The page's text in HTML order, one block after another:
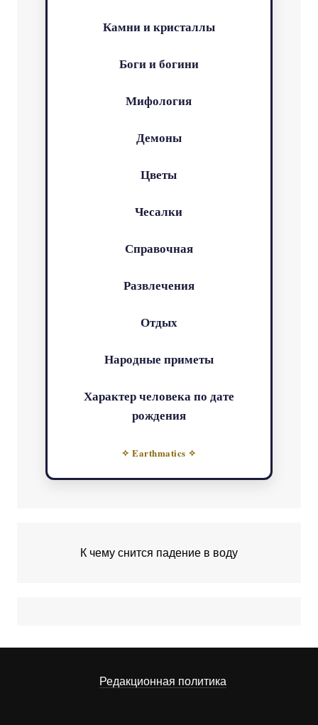
Камни и кристаллы
Боги и богини
Мифология
Демоны
Цветы
Чесалки
Справочная
Развлечения
Отдых
Народные приметы
Характер человека по дате
рождения
✧ Earthmatics ✧
К чему снится падение в воду
Редакционная политика